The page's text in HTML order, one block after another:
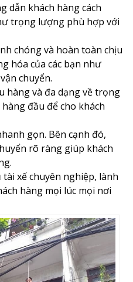
dẫn khách hàng cách
trọng lượng phù hợp với
chóng và hoàn toàn chịu
hóa của các bạn như
chuyển.
hàng và đa dạng về trọng
đầu để cho khách
gọn. Bên cạnh đó,
rõ ràng giúp khách
xế chuyên nghiệp, lành
hàng mọi lúc mọi nơi